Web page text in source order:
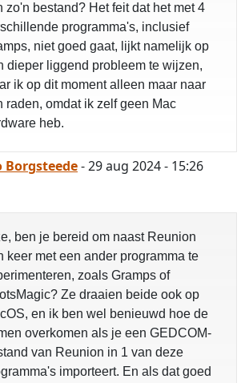
zo'n bestand? Het feit dat het met 4
programma's, inclusief
niet goed gaat, lijkt namelijk op
dieper liggend probleem te wijzen,
ik op dit moment alleen maar naar
raden, omdat ik zelf geen Mac
heb.
Borgsteede- 29 aug 2024 - 15:26
ben je bereid om naast Reunion
keer met een ander programma te
zoals Gramps of
Ze draaien beide ook op
en ik ben wel benieuwd hoe de
overkomen als je een GEDCOM-
van Reunion in 1 van deze
importeert. En als dat goed